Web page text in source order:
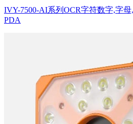
IVY-7500-AI系列OCR字符数字,字
PDA